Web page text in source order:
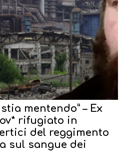
mentendo” – Ex
rifugiato in
del reggimento
sul sangue dei